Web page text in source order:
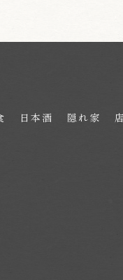
日本酒 隠れ家